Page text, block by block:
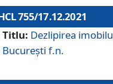
755/17.12.2021
Titlu: Dezlipirea
București f.n.